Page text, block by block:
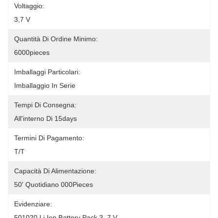
Voltaggio:
3,7 V
Quantità Di Ordine Minimo:
6000pieces
Imballaggi Particolari:
Imballaggio In Serie
Tempi Di Consegna:
All'interno Di 15days
Termini Di Pagamento:
T/T
Capacità Di Alimentazione:
50' Quotidiano 000Pieces
Evidenziare: